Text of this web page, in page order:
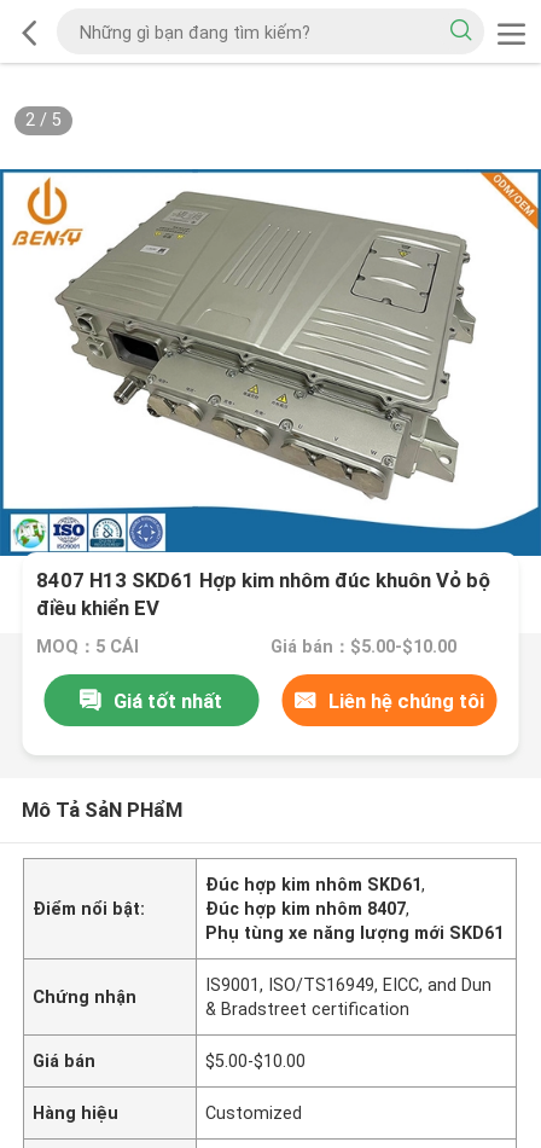
2/ 5
8407 H13 SKD61 Hợp kim nhôm đúc khuôn Vỏ bộ
điều khiển EV
MOQ：5 CÁI Giá bán：$5.00-$10.00
Giá tốt nhất Liên hệ chúng tôi
Mô Tả SảN PHẩM
Điểm nổi bật:
Đúc hợp kim nhôm SKD61,
Đúc hợp kim nhôm 8407,
Phụ tùng xe năng lượng mới SKD61
Chứng nhận
IS9001, ISO/TS16949, EICC, and Dun
& Bradstreet certification
Giá bán $5.00-$10.00
Hàng hiệu Customized